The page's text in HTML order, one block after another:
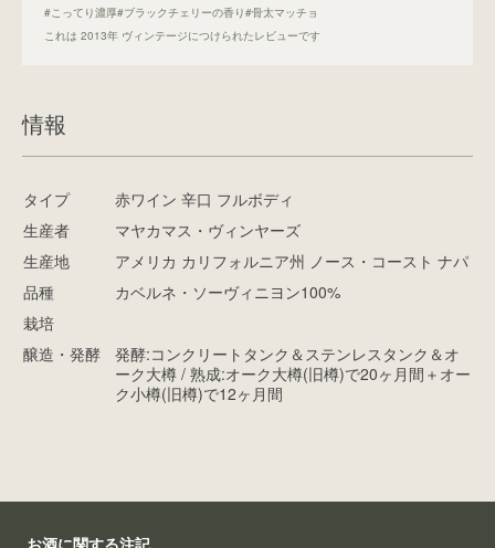
#こってり濃厚#ブラックチェリーの香り#骨太マッチョ
これは 2013年 ヴィンテージにつけられたレビューです
情報
タイプ
赤ワイン 辛口 フルボディ
生産者
マヤカマス・ヴィンヤーズ
生産地
アメリカ カリフォルニア州 ノース・コースト ナパ
品種
カベルネ・ソーヴィニヨン100%
栽培
醸造・発酵
発酵:コンクリートタンク＆ステンレスタンク＆オ
ーク大樽 / 熟成:オーク大樽(旧樽)で20ヶ月間＋オー
ク小樽(旧樽)で12ヶ月間
お酒に関する注記